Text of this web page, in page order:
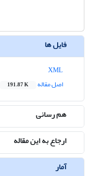
فایل ها
اصل مقاله
191.87 K
هم رسانی
ارجاع به این مقاله
آمار